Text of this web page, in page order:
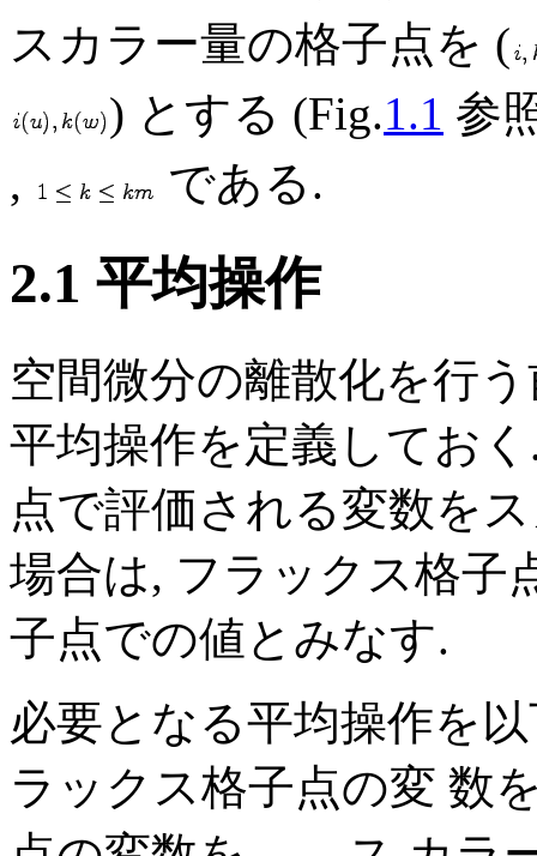
スカラー量の格子点を (
) とする (Fig.1.1 参
,
である.
2.1 平均操作
空間微分の離散化を行
平均操作を定義してお
点で評価される変数を
場合は, フラックス格子
子点での値とみなす.
必要となる平均操作を
ラックス格子点の変 数